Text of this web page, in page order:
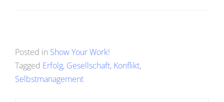
Posted in Show Your Work!
Tagged Erfolg, Gesellschaft, Konflikt,
Selbstmanagement